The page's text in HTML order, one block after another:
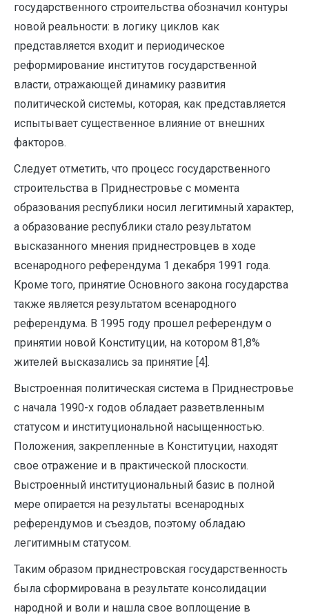
государственного строительства обозначил контуры
новой реальности: в логику циклов как
представляется входит и периодическое
реформирование институтов государственной
власти, отражающей динамику развития
политической системы, которая, как представляется
испытывает существенное влияние от внешних
факторов.
Следует отметить, что процесс государственного
строительства в Приднестровье с момента
образования республики носил легитимный характер,
а образование республики стало результатом
высказанного мнения приднестровцев в ходе
всенародного референдума 1 декабря 1991 года.
Кроме того, принятие Основного закона государства
также является результатом всенародного
референдума. В 1995 году прошел референдум о
принятии новой Конституции, на котором 81,8%
жителей высказались за принятие [4].
Выстроенная политическая система в Приднестровье
с начала 1990-х годов обладает разветвленным
статусом и институциональной насыщенностью.
Положения, закрепленные в Конституции, находят
свое отражение и в практической плоскости.
Выстроенный институциональный базис в полной
мере опирается на результаты всенародных
референдумов и съездов, поэтому обладаю
легитимным статусом.
Таким образом приднестровская государственность
была сформирована в результате консолидации
народной и воли и нашла свое воплощение в